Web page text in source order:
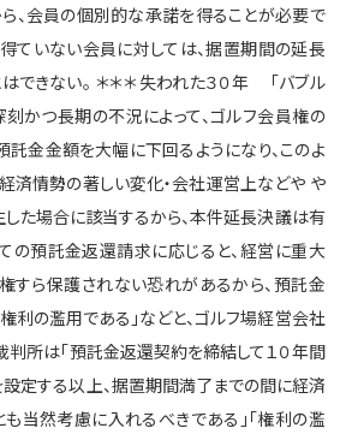
ブ
、会員の個別的な承諾を得ることが必要で
ていない会員に対しては、据置期間の延長
できない。 ＊＊＊ 失われた３０年 「バブル
かつ長期の不況によって、ゴルフ会員権の
託金金額を大幅に下回るようになり、このよ
済情勢の著しい変化・会社運営上などや や
た場合に該当するから、本件延長決議は有
ての預託金返還請求に応じると、経営に重大
すら保護されない恐れがあるから、預託金
利の濫用である」などと、ゴルフ場経営会社
判所は「預託金返還契約を締結して１０年間
定する以上、据置期間満了までの間に経済
当然考慮に入れるべきである」「権利の濫